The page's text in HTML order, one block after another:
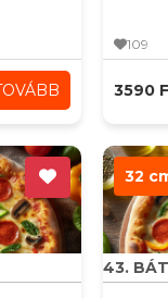
109
3590
32
43.